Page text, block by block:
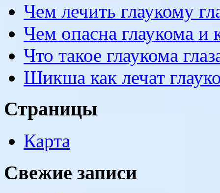
Чем лечить глаукому
Чем опасна глаукома и
Что такое глаукома
Шикша как лечат
Страницы
Карта
Свежие записи